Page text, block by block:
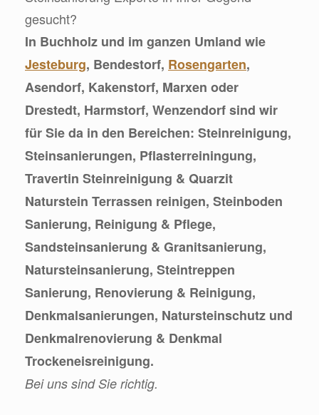
gesucht?
In Buchholz und im ganzen Umland wie
Jesteburg, Bendestorf, Rosengarten,
Asendorf, Kakenstorf, Marxen oder
Drestedt, Harmstorf, Wenzendorf sind wir
für Sie da in den Bereichen: Steinreinigung,
Steinsanierungen, Pflasterreiningung,
Travertin Steinreinigung & Quarzit
Naturstein Terrassen reinigen, Steinboden
Sanierung, Reinigung & Pflege,
Sandsteinsanierung & Granitsanierung,
Natursteinsanierung, Steintreppen
Sanierung, Renovierung & Reinigung,
Denkmalsanierungen, Natursteinschutz und
Denkmalrenovierung & Denkmal
Trockeneisreinigung.
Bei uns sind Sie richtig.